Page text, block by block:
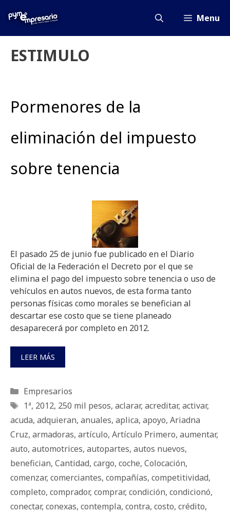
Menu
ESTIMULO
Pormenores de la
eliminación del impuesto
sobre tenencia
El pasado 25 de junio fue publicado en el Diario
Oficial de la Federación el Decreto por el que se
elimina el pago del impuesto sobre tenencia o uso de
vehículos en autos nuevos, de esta forma tanto
personas físicas como morales se benefician al
descartar ese costo que se tiene planeado
desaparecerá por completo en 2012.
LEER MÁS
Categorías
Empresarios
Etiquetas
1ª, 2012, 250 mil pesos, aclarar, acreditar, activar,
acuda, adquieran, anuales, aplica, apoyo, Ariadna
Cruz, armadoras, artículo, Artículo Primero, aumentar,
auto, automotrices, autopartes, autos nuevos,
benefician, Cantidad, cargo, coche, Colocación,
comenzar, comerciantes, compañías, competitividad,
completo, comprador, comprar, condición, condicionó,
conectar, conexas, contempla, contra, costo, crédito,